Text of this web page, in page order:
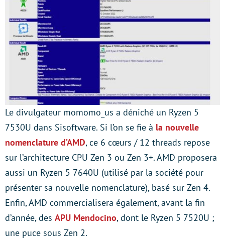
Le divulgateur momomo_us a déniché un Ryzen 5
7530U dans Sisoftware. Si l’on se fie à la nouvelle
nomenclature d’AMD, ce 6 cœurs / 12 threads repose
sur l’architecture CPU Zen 3 ou Zen 3+. AMD proposera
aussi un Ryzen 5 7640U (utilisé par la société pour
présenter sa nouvelle nomenclature), basé sur Zen 4.
Enfin, AMD commercialisera également, avant la fin
d’année, des APU Mendocino, dont le Ryzen 5 7520U ;
une puce sous Zen 2.